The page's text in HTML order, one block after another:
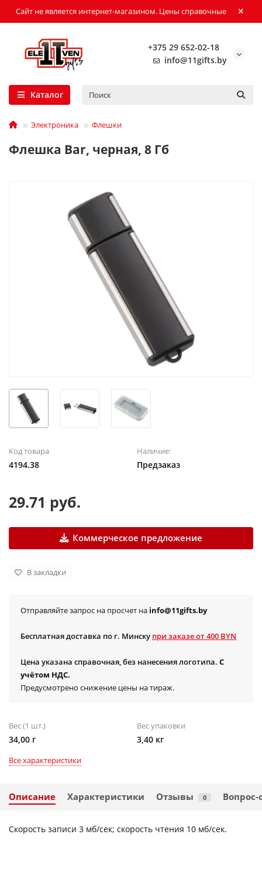
Сайт не является интернет-магазином. Цены справочные
+375 29 652-02-18
info@11gifts.by
Каталог
Электроника Флешки
Флешка Bar, черная, 8 Гб
Код товара
4194.38
Наличие:
Предзаказ
29.71 руб.
Коммерческое предложение
В закладки
Отправляйте запрос на просчет на info@11gifts.by
Бесплатная доставка по г. Минску при заказе от 400 BYN
Цена указана справочная, без нанесения логотипа. С
учётом НДС.
Предусмотрено снижение цены на тираж.
Вес (1 шт.)
34,00 г
Вес упаковки
3,40 кг
Все характеристики
Описание Характеристики Отзывы 0 Вопрос-
Скорость записи 3 мб/сек; скорость чтения 10 мб/сек.